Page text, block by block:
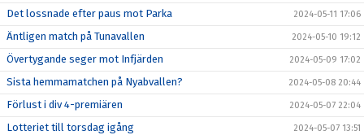
Det lossnade efter paus mot Parka 2024-05-11 17:06
Äntligen match på Tunavallen 2024-05-10 19:12
Övertygande seger mot Infjärden 2024-05-09 17:02
Sista hemmamatchen på Nyabvallen? 2024-05-08 20:44
Förlust i div 4-premiären 2024-05-07 22:04
Lotteriet till torsdag igång 2024-05-07 13:51